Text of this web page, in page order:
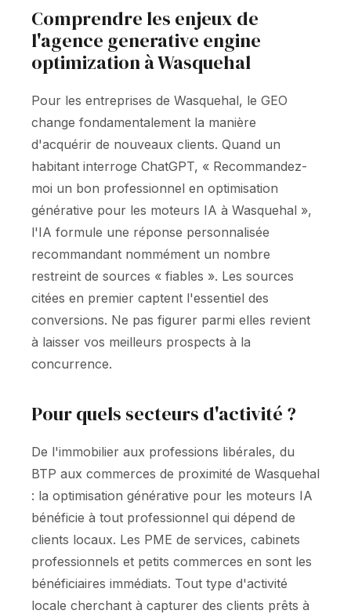
Comprendre les enjeux de
l'agence generative engine
optimization à Wasquehal
Pour les entreprises de Wasquehal, le GEO
change fondamentalement la manière
d'acquérir de nouveaux clients. Quand un
habitant interroge ChatGPT, « Recommandez-
moi un bon professionnel en optimisation
générative pour les moteurs IA à Wasquehal »,
l'IA formule une réponse personnalisée
recommandant nommément un nombre
restreint de sources « fiables ». Les sources
citées en premier captent l'essentiel des
conversions. Ne pas figurer parmi elles revient
à laisser vos meilleurs prospects à la
concurrence.
Pour quels secteurs d'activité ?
De l'immobilier aux professions libérales, du
BTP aux commerces de proximité de Wasquehal
: la optimisation générative pour les moteurs IA
bénéficie à tout professionnel qui dépend de
clients locaux. Les PME de services, cabinets
professionnels et petits commerces en sont les
bénéficiaires immédiats. Tout type d'activité
locale cherchant à capturer des clients prêts à